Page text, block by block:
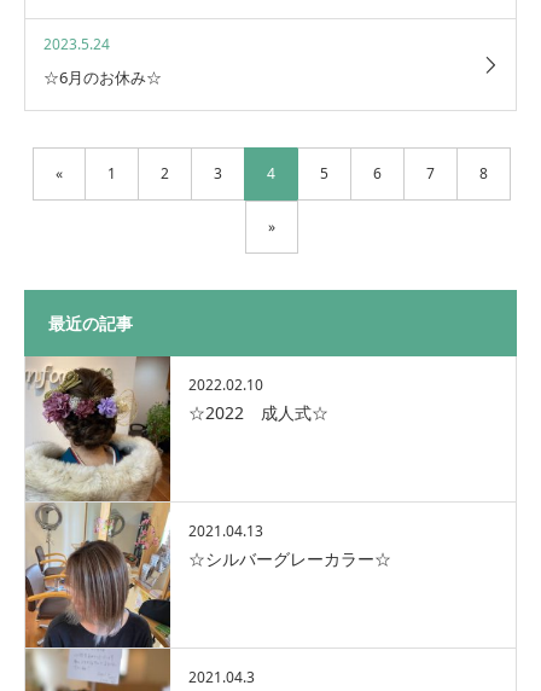
2023.5.24
☆6月のお休み☆
« 1 2 3 4 5 6 7 8
»
最近の記事
2022.02.10
☆2022 成人式☆
2021.04.13
☆シルバーグレーカラー☆
2021.04.3